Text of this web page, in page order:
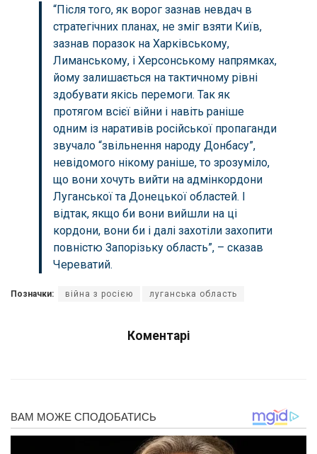
“Після того, як ворог зазнав невдач в
стратегічних планах, не зміг взяти Київ,
зазнав поразок на Харківському,
Лиманському, і Херсонському напрямках,
йому залишається на тактичному рівні
здобувати якісь перемоги. Так як
протягом всієї війни і навіть раніше
одним із наративів російської пропаганди
звучало “звільнення народу Донбасу”,
невідомого нікому раніше, то зрозуміло,
що вони хочуть вийти на адмінкордони
Луганської та Донецької областей. І
відтак, якщо би вони вийшли на ці
кордони, вони би і далі захотіли захопити
повністю Запорізьку область”, – сказав
Череватий.
Позначки: війна з росією луганська область
Коментарі